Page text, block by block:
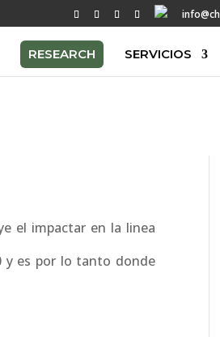
RESEARCH SERVICIOS
el impactar en la linea
y es por lo tanto donde